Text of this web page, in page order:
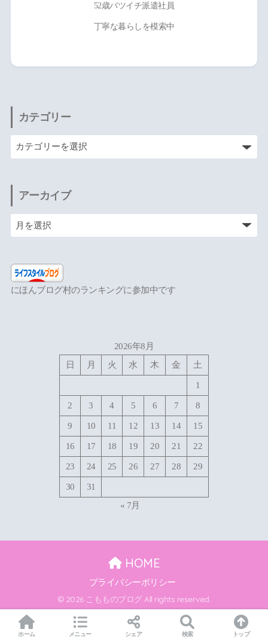
52歳バツイチ派遣社員
丁寧な暮らしを模索中
カテゴリー
アーカイブ
にほんブログ村のランキングに参加中です
2026年8月
日
月 火 水 木 金 土
1
2 3 4 5 6 7 8
9 10 11 12 13 14 15
16 17 18 19 20 21 22
23 24 25 26 27 28 29
30
31
« 7月
HOME
プライバシーポリシー
© 2026 こもものブログ All rights reserved.
ホーム メニュー シェア 検索 トップ